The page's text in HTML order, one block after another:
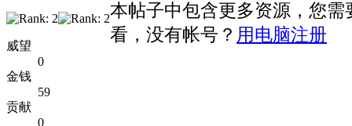
威望
0
金钱
59
贡献
0
本帖子中包含更多资源，您
看，没有帐号？ 用电脑注册